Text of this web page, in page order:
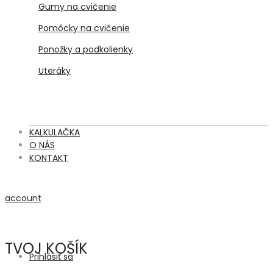
Gumy na cvičenie
Pomôcky na cvičenie
Ponožky a podkolienky
Uteráky
KALKULAČKA
O NÁS
KONTAKT
account
Prihlásiť sa
TVOJ KOŠÍK